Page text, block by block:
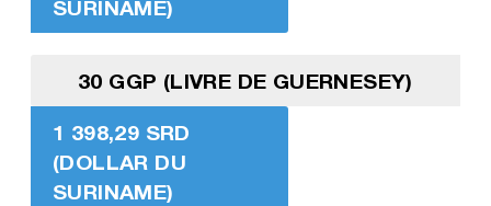
SURINAME)
30 GGP (LIVRE DE GUERNESEY)
1 398,29 SRD
(DOLLAR DU
SURINAME)